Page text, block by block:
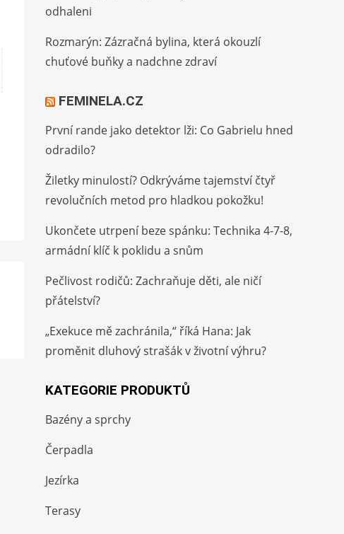
odhaleni
Rozmarýn: Zázračná bylina, která okouzlí
chuťové buňky a nadchne zdraví
FEMINELA.CZ
První rande jako detektor lži: Co Gabrielu hned
odradilo?
Žiletky minulostí? Odkrýváme tajemství čtyř
revolučních metod pro hladkou pokožku!
Ukončete utrpení beze spánku: Technika 4-7-8,
armádní klíč k poklidu a snům
Pečlivost rodičů: Zachraňuje děti, ale ničí
přátelství?
„Exekuce mě zachránila,“ říká Hana: Jak
proměnit dluhový strašák v životní výhru?
KATEGORIE PRODUKTŮ
Bazény a sprchy
Čerpadla
Jezírka
Terasy